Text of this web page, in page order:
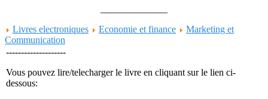
Livres electroniques
Economie et finance
Marketing et
Communication
--------------------
Vous pouvez lire/telecharger le livre en cliquant sur le lien ci-
dessous: